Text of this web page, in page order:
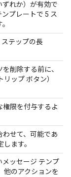
ずれか）が有効で
プレートで 5 ス
テップの長
削除する前に、
ップ ボタン）
権限を付与するよ
わせて、可能であ
ます。
メッセージ テンプ
他のアクションを